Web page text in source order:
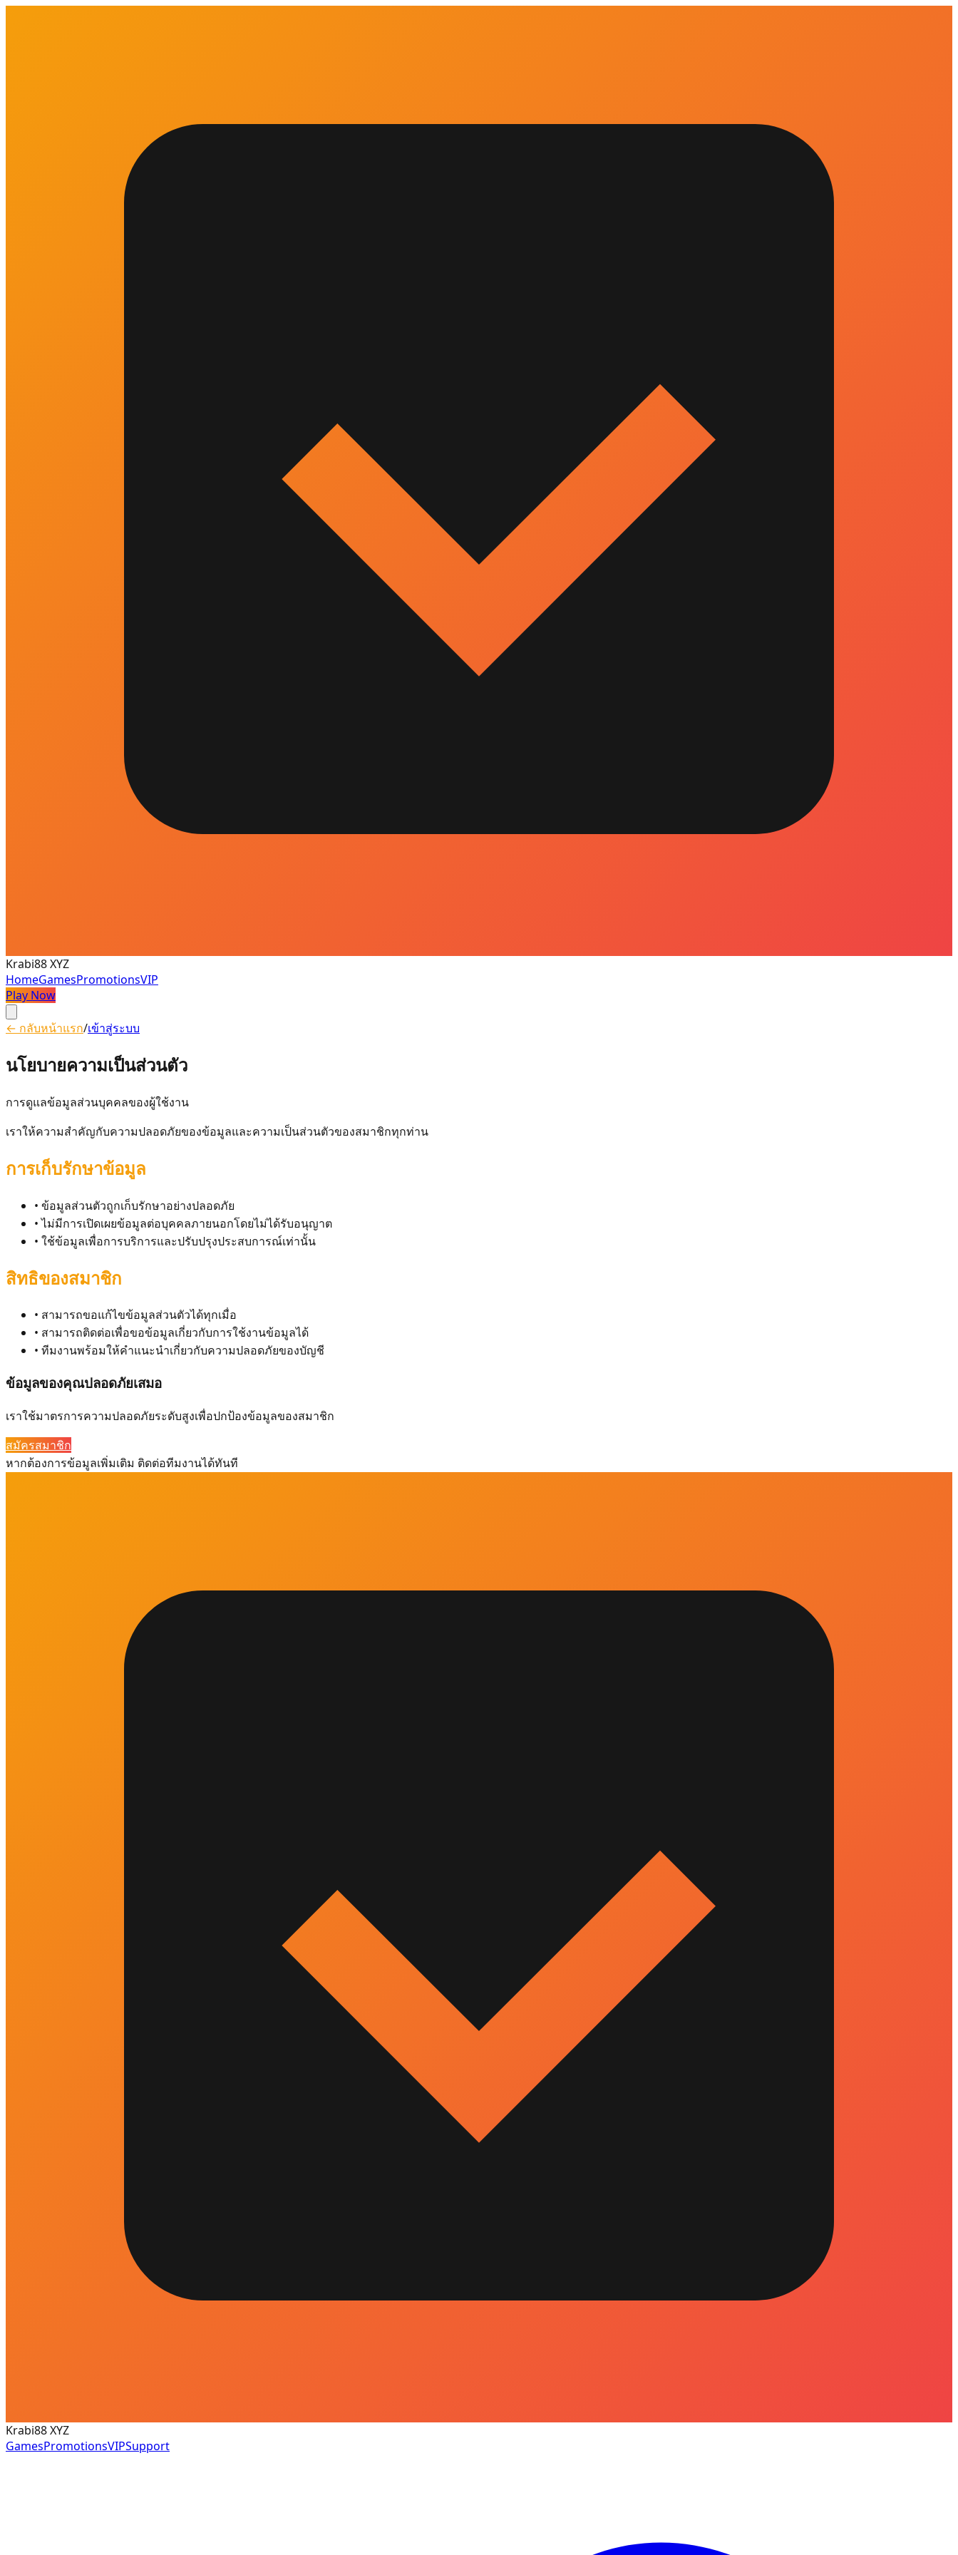
Krabi88 XYZ
HomeGamesPromotionsVIP
Play Now
← กลับหน้าแรก/เข้าสู่ระบบ
นโยบายความเป็นส่วนตัว
การดูแลข้อมูลส่วนบุคคลของผู้ใช้งาน
เราให้ความสำคัญกับความปลอดภัยของข้อมูลและความเป็นส่วนตัวของสมาชิกทุกท่าน
การเก็บรักษาข้อมูล
• ข้อมูลส่วนตัวถูกเก็บรักษาอย่างปลอดภัย
•ไม่มีการเปิดเผยข้อมูลต่อบุคคลภายนอกโดยไม่ได้รับอนุญาต
• ใช้ข้อมูลเพื่อการบริการและปรับปรุงประสบการณ์เท่านั้น
สิทธิของสมาชิก
• สามารถขอแก้ไขข้อมูลส่วนตัวได้ทุกเมื่อ
• สามารถติดต่อเพื่อขอข้อมูลเกี่ยวกับการใช้งานข้อมูลได้
• ทีมงานพร้อมให้คำแนะนำเกี่ยวกับความปลอดภัยของบัญชี
ข้อมูลของคุณปลอดภัยเสมอ
เราใช้มาตรการความปลอดภัยระดับสูงเพื่อปกป้องข้อมูลของสมาชิก
สมัครสมาชิก
หากต้องการข้อมูลเพิ่มเติม ติดต่อทีมงานได้ทันที
Krabi88 XYZ
GamesPromotionsVIPSupport